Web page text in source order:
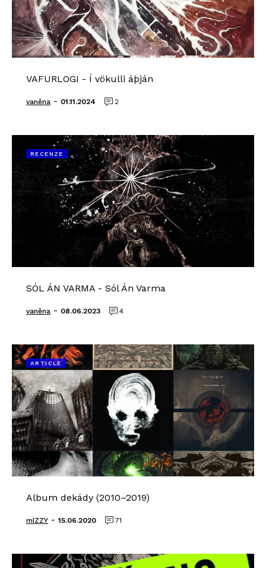
VAFURLOGI - Í vökulli áþján
vaněna - 01.11.2024 2
RECENZE
SÓL ÁN VARMA - Sól Án Varma
vaněna - 08.06.2023 4
ARTICLE
Album dekády (2010–2019)
mIZZY - 15.06.2020 71